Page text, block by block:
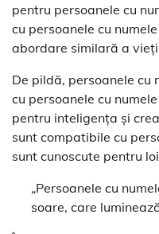
pentru persoanele cu
cu persoanele cu
abordare similară a
De pildă, persoanele cu
cu persoanele cu
pentru inteligența și
sunt compatibile cu
sunt cunoscute pentru
„Persoanele cu
soare, care